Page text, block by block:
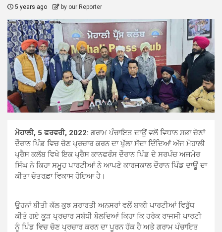
5 years ago by our Reporter
ਮੋਹਾਲੀ, 5 ਫਰਵਰੀ, 2022: ਗਰਾਮ ਪੰਚਾਇਤ ਦਾਊਂ ਵਲੋਂ ਵਿਧਾਨ ਸਭਾ ਚੋਣਾਂ
ਦੌਰਾਨ ਪਿੰਡ ਵਿਚ ਚੋਣ ਪ੍ਰਚਾਰ ਕਰਨ ਦਾ ਖੁੱਲਾ ਸੱਦਾ ਦਿੰਦਿਆਂ ਅੱਜ ਮੋਹਾਲੀ
ਪ੍ਰੈਸ ਕਲੱਬ ਵਿਖੇ ਇਕ ਪ੍ਰੈਸ ਕਾਨਫਰੰਸ ਦੌਰਾਨ ਪਿੰਡ ਦੇ ਸਰਪੰਚ ਅਜਮੇਰ
ਸਿੰਘ ਨੇ ਕਿਹਾ ਸਮੂਹ ਪਾਰਟੀਆਂ ਨੇ ਆਪਣੇ ਕਾਰਜਕਾਲ ਦੌਰਾਨ ਪਿੰਡ ਦਾਊਂ ਦਾ
ਕੀਤਾ ਚੌਤਰਫ਼ਾ ਵਿਕਾਸ ਹੋਇਆ ਹੈ।
ਉਹਨਾਂ ਬੀਤੀ ਕੱਲ ਕੁਝ ਸ਼ਰਾਰਤੀ ਅਨਸਰਾਂ ਵਲੋਂ ਬਾਕੀ ਪਾਰਟੀਆਂ ਵਿਰੁੱਧ
ਕੀਤੇ ਗਏ ਕੂੜ ਪ੍ਰਚਾਰ ਸਬੰਧੀ ਬੋਲਦਿਆਂ ਕਿਹਾ ਕਿ ਹਰੇਕ ਰਾਜਸੀ ਪਾਰਟੀ
ਨੂੰ ਪਿੰਡ ਵਿਚ ਚੋਣ ਪ੍ਰਚਾਰ ਕਰਨ ਦਾ ਪੂਰਨ ਹੱਕ ਹੈ ਅਤੇ ਗਰਾਮ ਪੰਚਾਇਤ